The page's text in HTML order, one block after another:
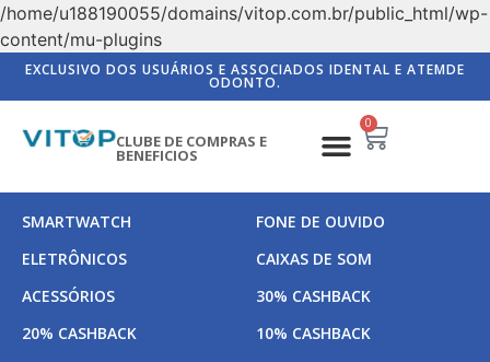
/home/u188190055/domains/vitop.com.br/public_html/wp-
content/mu-plugins
EXCLUSIVO DOS USUÁRIOS E ASSOCIADOS IDENTAL E ATEMDE
ODONTO.
CLUBE DE COMPRAS E
BENEFICIOS
0
SMARTWATCH
FONE DE OUVIDO
ELETRÔNICOS
CAIXAS DE SOM
ACESSÓRIOS
30% CASHBACK
20% CASHBACK
10% CASHBACK